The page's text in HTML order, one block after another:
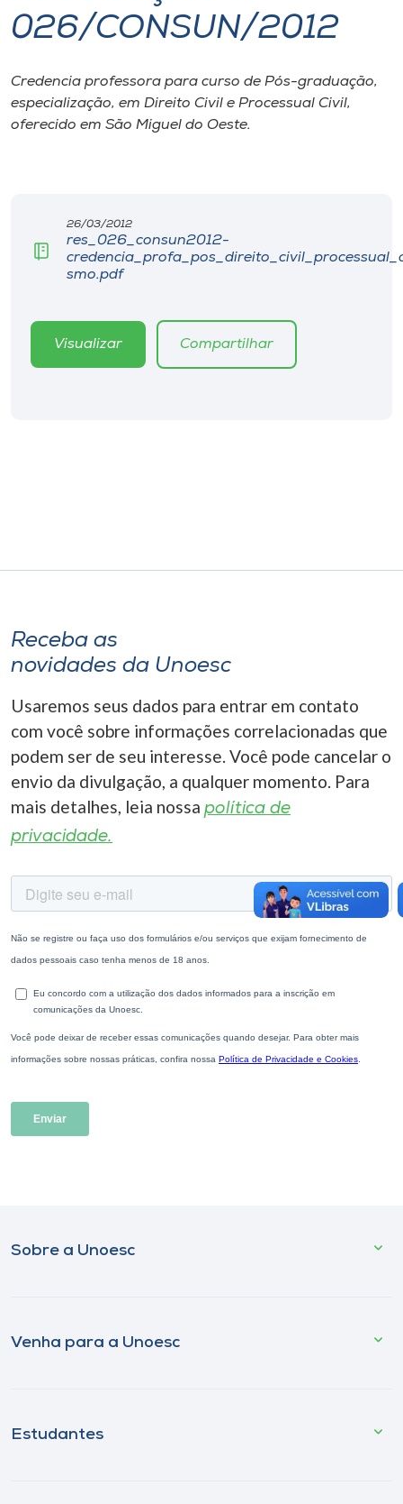
I.nova
Diplomados
Biblioteca
Rádio
A+
026/CONSUN/2012
Credencia professora para curso de Pós-graduação,
especialização, em Direito Civil e Processual Civil,
oferecido em São Miguel do Oeste.
26/03/2012
res_026_consun2012-
smo.pdf
Visualizar Compartilhar
Receba as
novidades da Unoesc
Usaremos seus dados para entrar em contato
com você sobre informações correlacionadas que
podem ser de seu interesse. Você pode cancelar o
envio da divulgação, a qualquer momento. Para
mais detalhes, leia nossa política de
privacidade.
Sobre a Unoesc
Venha para a Unoesc
Estudantes